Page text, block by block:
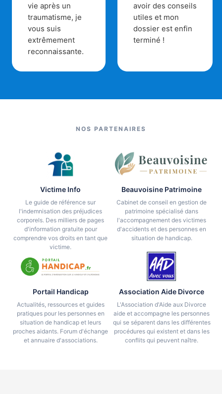
vie après un
traumatisme, je
vous suis
extrêmement
reconnaissante.
avoir des conseils
utiles et mon
dossier est enfin
terminé !
NOS PARTENAIRES
Victime Info
Le guide de référence sur
l'indemnisation des préjudices
corporels. Des milliers de pages
d'information gratuite pour
comprendre vos droits en tant que
victime.
Beauvoisine Patrimoine
Cabinet de conseil en gestion de
patrimoine spécialisé dans
l'accompagnement des victimes
d'accidents et des personnes en
situation de handicap.
Portail Handicap
Actualités, ressources et guides
pratiques pour les personnes en
situation de handicap et leurs
proches aidants. Forum d'échange
et annuaire d'associations.
Association Aide Divorce
L'Association d'Aide aux Divorce
aide et accompagne les personnes
qui se séparent dans les différentes
procédures qui existent et dans les
conflits qui peuvent naître.